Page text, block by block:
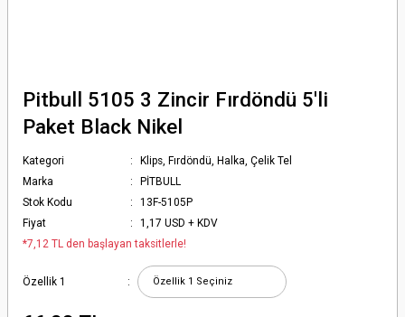
Pitbull 5105 3 Zincir Fırdöndü 5'li
Paket Black Nikel
Kategori
Klips, Fırdöndü, Halka, Çelik Tel
Marka
PİTBULL
Stok Kodu
13F-5105P
Fiyat
1,17 USD + KDV
*7,12 TL den başlayan taksitlerle!
Özellik 1